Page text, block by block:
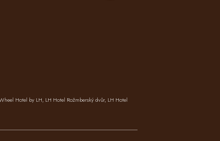
Hotel by LH, LH Hotel Rožmberský dvůr, LH Hotel